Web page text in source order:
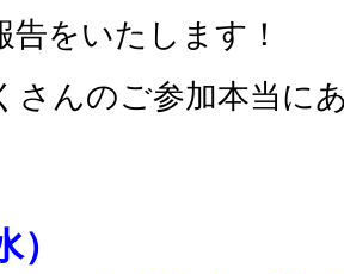
告をいたします！
さんのご参加本当に